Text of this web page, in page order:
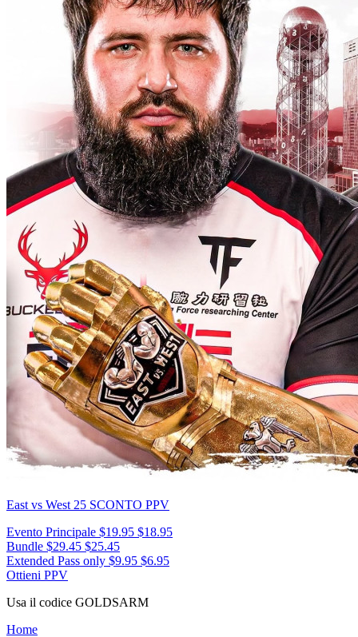
East vs West 25 SCONTO PPV
Evento Principale $19.95 $18.95
Bundle $29.45 $25.45
Extended Pass only $9.95 $6.95
Ottieni PPV
Usa il codice GOLDSARM
Home